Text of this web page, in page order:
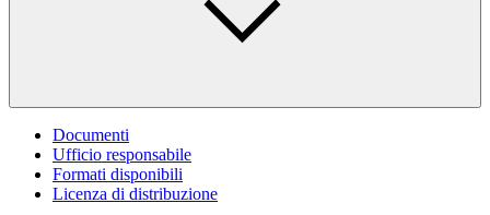
Documenti
Ufficio responsabile
Formati disponibili
Licenza di distribuzione